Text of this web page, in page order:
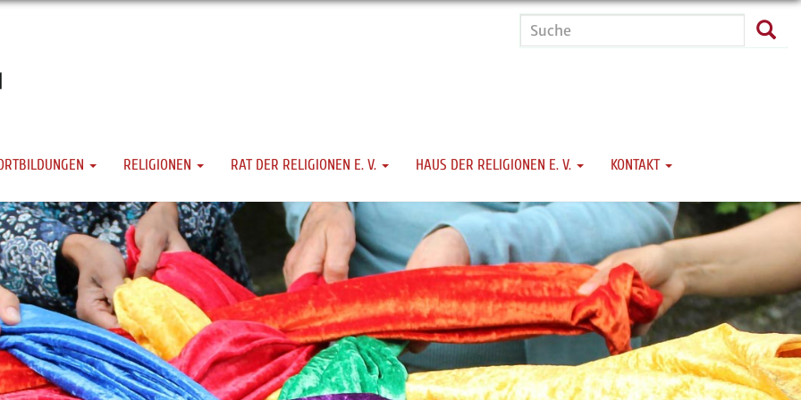
Suche
RELIGIONEN RAT DER RELIGIONEN E. V. HAUS DER RELIGIONEN E. V. KONTAKT